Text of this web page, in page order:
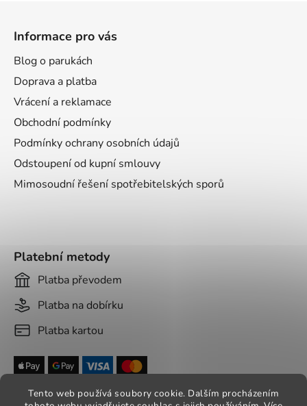
Tento web používá soubory cookie. Dalším procházením
Informace pro vás
Blog o parukách
Doprava a platba
Vrácení a reklamace
Obchodní podmínky
Podmínky ochrany osobních údajů
Odstoupení od kupní smlouvy
Mimosoudní řešení spotřebitelských sporů
Platební metody
Platba převodem
Platba na dobírku
Platba kartou